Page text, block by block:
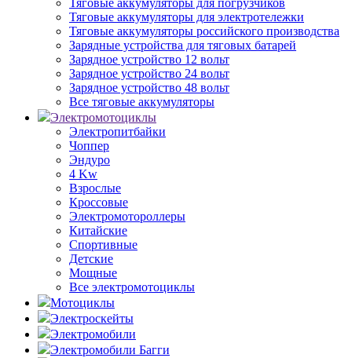
Тяговые аккумуляторы для погрузчиков
Тяговые аккумуляторы для электротележки
Тяговые аккумуляторы российского производства
Зарядные устройства для тяговых батарей
Зарядное устройство 12 вольт
Зарядное устройство 24 вольт
Зарядное устройство 48 вольт
Все тяговые аккумуляторы
Электромотоциклы
Электропитбайки
Чоппер
Эндуро
4 Kw
Взрослые
Кроссовые
Электромотороллеры
Китайские
Спортивные
Детские
Мощные
Все электромотоциклы
Мотоциклы
Электроскейты
Электромобили
Электромобили Багги